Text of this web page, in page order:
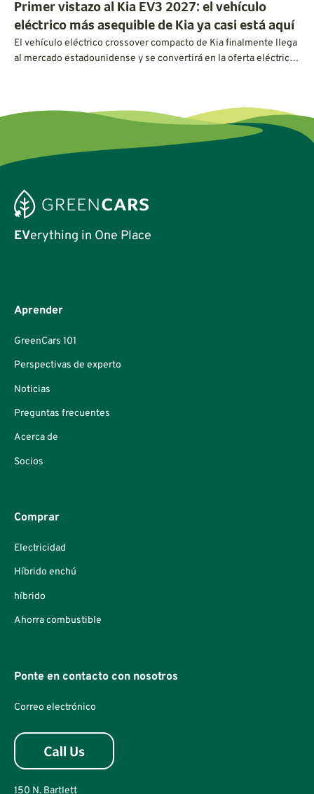
Primer vistazo al Kia EV3 2027: el vehículo
eléctrico más asequible de Kia ya casi está aquí
El vehículo eléctrico crossover compacto de Kia finalmente llega
al mercado estadounidense y se convertirá en la oferta eléctrica
EVerything in One Place
Aprender
GreenCars 101
Perspectivas de experto
Noticias
Preguntas frecuentes
Acerca de
Socios
Comprar
Electricidad
Híbrido enchú
híbrido
Ahorra combustible
Ponte en contacto con nosotros
Correo electrónico
150 N. Bartlett